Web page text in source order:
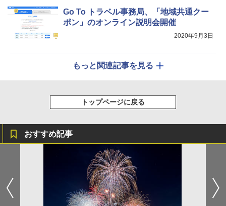
Go To トラベル事務局、「地域共通クー
ポン」のオンライン説明会開催
2020年9月3日
もっと関連記事を見る
トップページに戻る
おすすめ記事